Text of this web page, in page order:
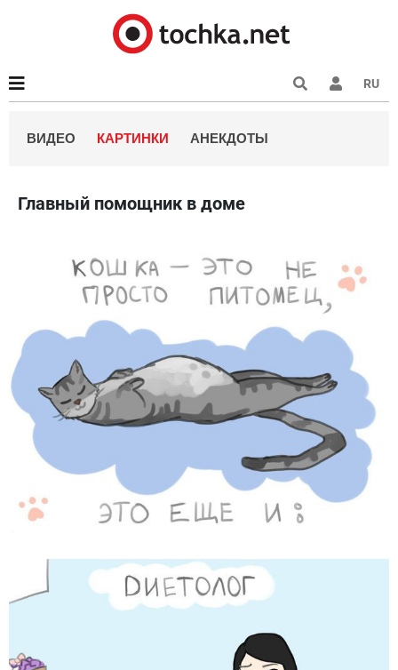
RU
ВИДЕО КАРТИНКИ АНЕКДОТЫ
Главный помощник в доме